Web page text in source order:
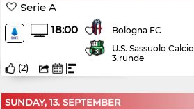
Serie A
18:00
Bologna FC
U.S. Sassuolo Calcio
3.runde
(2)
SUNDAY, 13. SEPTEMBER